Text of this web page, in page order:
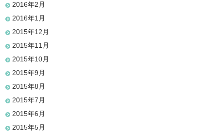
2016年2月
2016年1月
2015年12月
2015年11月
2015年10月
2015年9月
2015年8月
2015年7月
2015年6月
2015年5月